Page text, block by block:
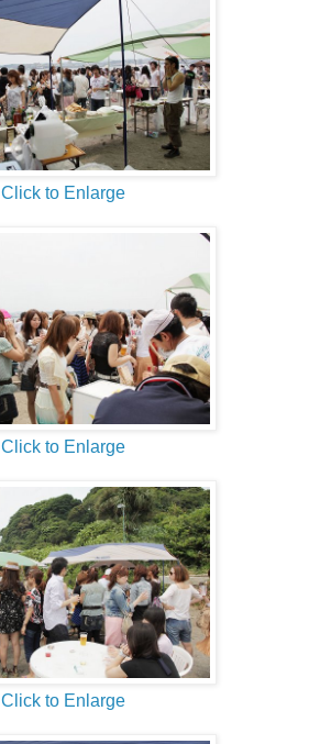
Click to Enlarge
Click to Enlarge
Click to Enlarge